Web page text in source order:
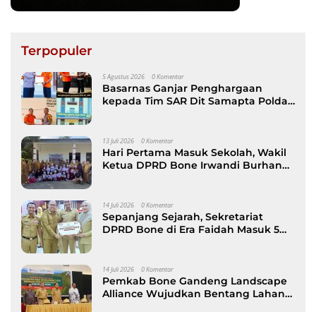
Terpopuler
5 Agustus 2026 0 Komentar
Basarnas Ganjar Penghargaan
kepada Tim SAR Dit Samapta Polda
13 Juli 2026 0 Komentar
Hari Pertama Masuk Sekolah, Wakil
Ketua DPRD Bone Irwandi Burhan
14 Juli 2026 0 Komentar
Sepanjang Sejarah, Sekretariat
DPRD Bone di Era Faidah Masuk 5
14 Juli 2026 0 Komentar
Pemkab Bone Gandeng Landscape
Alliance Wujudkan Bentang Lahan